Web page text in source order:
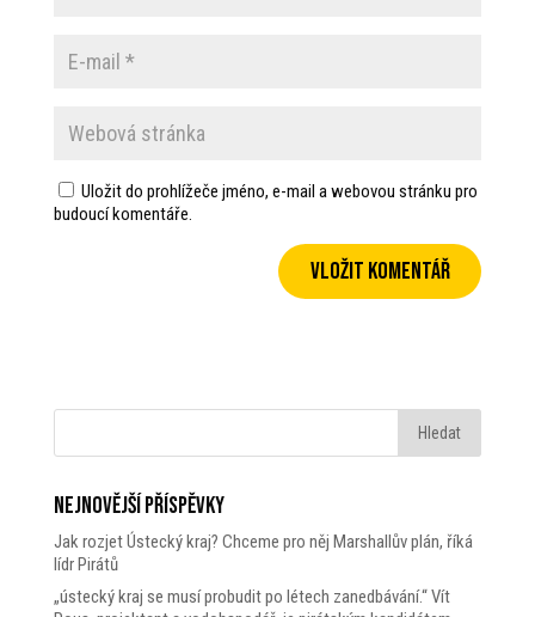
Uložit do prohlížeče jméno, e-mail a webovou stránku pro
budoucí komentáře.
Nejnovější příspěvky
Jak rozjet Ústecký kraj? Chceme pro něj Marshallův plán, říká
lídr Pirátů
„ústecký kraj se musí probudit po létech zanedbávání.“ Vít